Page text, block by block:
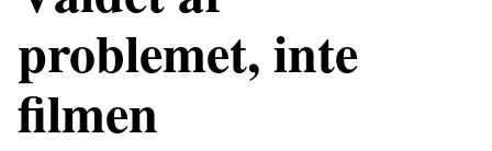
problemet, inte
filmen